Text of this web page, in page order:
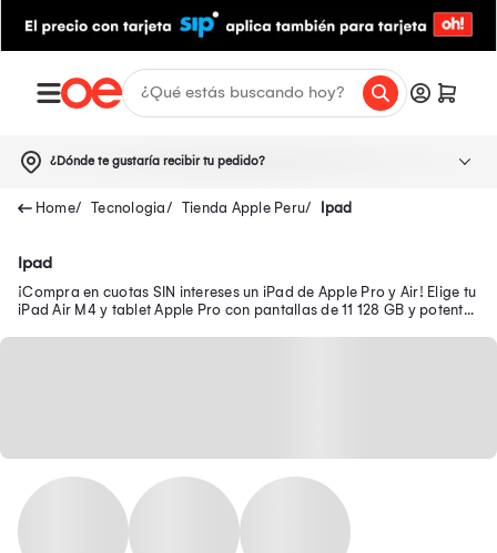
¿Dónde te gustaría recibir tu pedido?
Tecnologia Tienda Apple Peru Ipad
Ipad
¡Compra en cuotas SIN intereses un iPad de Apple Pro y Air! Elige tu
iPad Air M4 y tablet Apple Pro con pantallas de 11 128 GB y potentes